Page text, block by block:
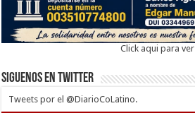
Click aqui para ver
Siguenos en twitter
Tweets por el @DiarioCoLatino.